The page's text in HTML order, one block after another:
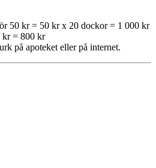
50 kr = 50 kr x 20 dockor = 1 000 kr
kr = 800 kr
på apoteket eller på internet.